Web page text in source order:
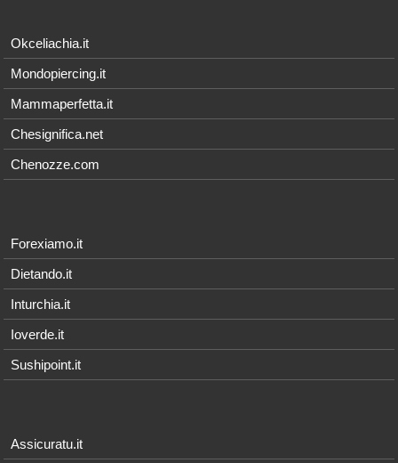
Okceliachia.it
Mondopiercing.it
Mammaperfetta.it
Chesignifica.net
Chenozze.com
Forexiamo.it
Dietando.it
Inturchia.it
Ioverde.it
Sushipoint.it
Assicuratu.it